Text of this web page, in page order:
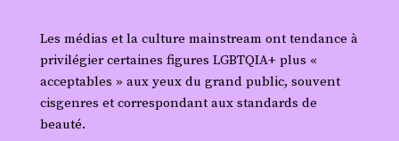
Les médias et la culture mainstream ont tendance à
privilégier certaines figures LGBTQIA+ plus «
acceptables » aux yeux du grand public, souvent
cisgenres et correspondant aux standards de
beauté.